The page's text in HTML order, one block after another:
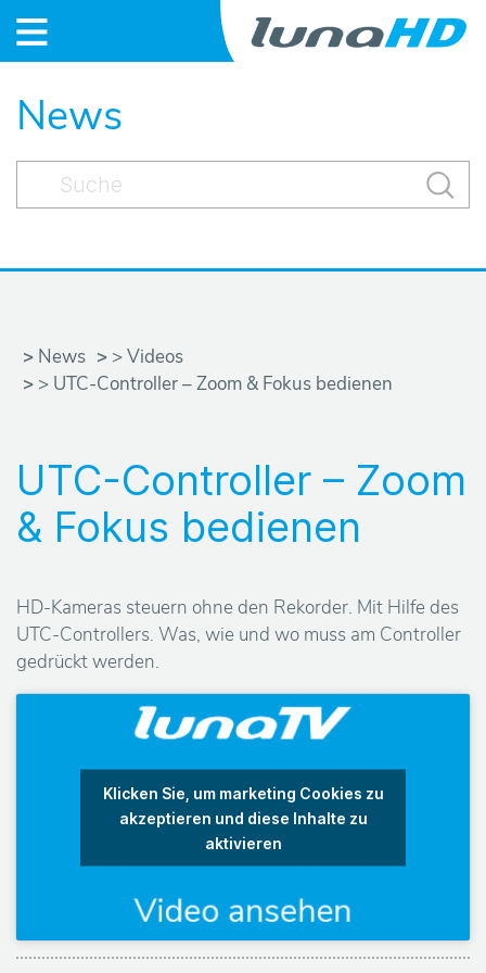
News
News >Videos
> UTC-Controller – Zoom & Fokus bedienen
UTC-Controller – Zoom
& Fokus bedienen
HD-Kameras steuern ohne den Rekorder. Mit Hilfe des
UTC-Controllers. Was, wie und wo muss am Controller
gedrückt werden.
Klicken Sie, um marketing Cookies zu
akzeptieren und diese Inhalte zu
aktivieren
e
s
P
o
d
u
k
t
e
H